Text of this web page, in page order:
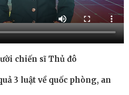
chiến sĩ Thủ đô
3 luật về quốc phòng, an